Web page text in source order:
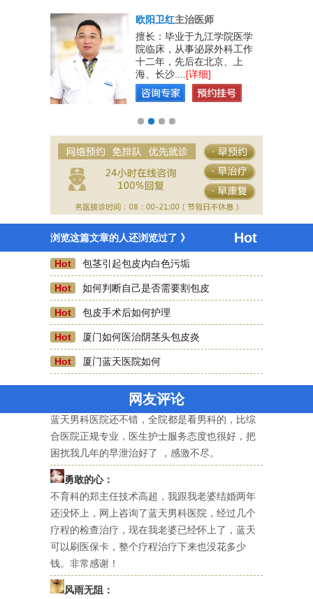
欧阳卫红主治医师
擅长：毕业于九江学院医学
院临床，从事泌尿外科工作
十二年，先后在北京、上
海、长沙....[详细]
浏览这篇文章的人还浏览过了 》 Hot
Hot 包茎引起包皮内白色污垢
Hot 如何判断自己是否需要割包皮
Hot 包皮手术后如何护理
Hot 厦门如何医治阴茎头包皮炎
Hot 厦门蓝天医院如何
网友评论
咫尺天涯
前几天去了厦门蓝天男科医院割包皮，现在已经
好的差不多了，刷医保卡费用也不贵，好评一
个。
蓝天男科医院还不错，全院都是看男科的，比综
合医院正规专业，医生护士服务态度也很好，把
困扰我几年的早泄治好了 ，感激不尽。
勇敢的心：
不育科的郑主任技术高超，我跟我老婆结婚两年
还没怀上，网上咨询了蓝天男科医院，经过几个
疗程的检查治疗，现在我老婆已经怀上了，蓝天
可以刷医保卡，整个疗程治疗下来也没花多少
钱。非常感谢！
风雨无阻：